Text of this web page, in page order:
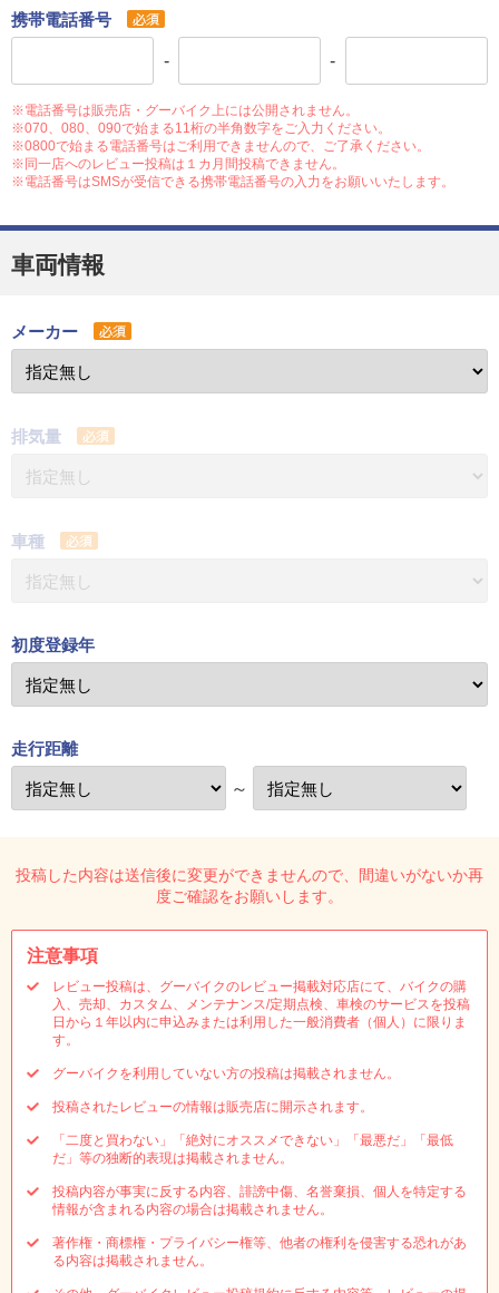
携帯電話番号
- -
※電話番号は販売店・グーバイク上には公開されません。
※070、080、090で始まる11桁の半角数字をご入力ください。
※0800で始まる電話番号はご利用できませんので、ご了承ください。
※同一店へのレビュー投稿は１カ月間投稿できません。
※電話番号はSMSが受信できる携帯電話番号の入力をお願いいたします。
車両情報
メーカー
排気量
車種
初度登録年
走行距離
～
投稿した内容は送信後に変更ができませんので、間違いがないか再
度ご確認をお願いします。
注意事項
レビュー投稿は、グーバイクのレビュー掲載対応店にて、バイクの購
入、売却、カスタム、メンテナンス/定期点検、車検のサービスを投稿
日から１年以内に申込みまたは利用した一般消費者（個人）に限りま
す。
グーバイクを利用していない方の投稿は掲載されません。
投稿されたレビューの情報は販売店に開示されます。
「二度と買わない」「絶対にオススメできない」「最悪だ」「最低
だ」等の独断的表現は掲載されません。
投稿内容が事実に反する内容、誹謗中傷、名誉棄損、個人を特定する
情報が含まれる内容の場合は掲載されません。
著作権・商標権・プライバシー権等、他者の権利を侵害する恐れがあ
る内容は掲載されません。